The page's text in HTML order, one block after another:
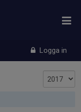
Logga in